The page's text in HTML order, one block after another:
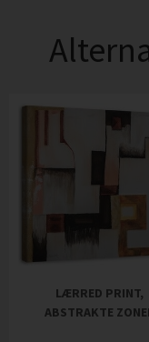
LÆRRED PRINT,
ABSTRAKTE